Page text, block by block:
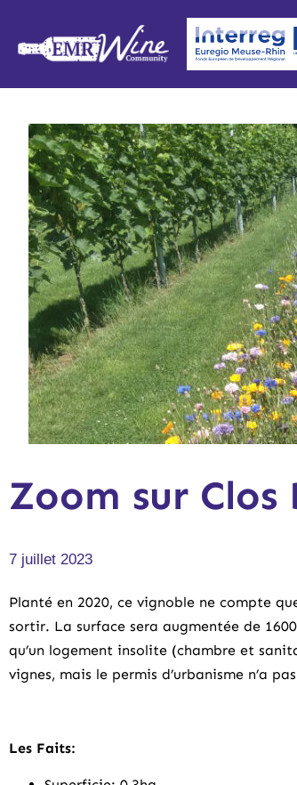
Zoom sur Clos
7 juillet 2023
Planté en 2020, ce vignoble ne compte
sortir. La surface sera augmentée de
qu’un logement insolite (chambre et
vignes, mais le permis d’urbanisme n’a
Les Faits: